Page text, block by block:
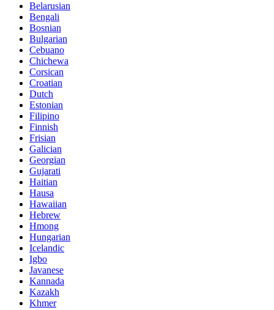
Belarusian
Bengali
Bosnian
Bulgarian
Cebuano
Chichewa
Corsican
Croatian
Dutch
Estonian
Filipino
Finnish
Frisian
Galician
Georgian
Gujarati
Haitian
Hausa
Hawaiian
Hebrew
Hmong
Hungarian
Icelandic
Igbo
Javanese
Kannada
Kazakh
Khmer